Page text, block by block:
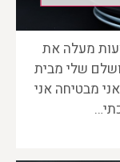
מעלה את
שלי מבית
מבטיחה אני